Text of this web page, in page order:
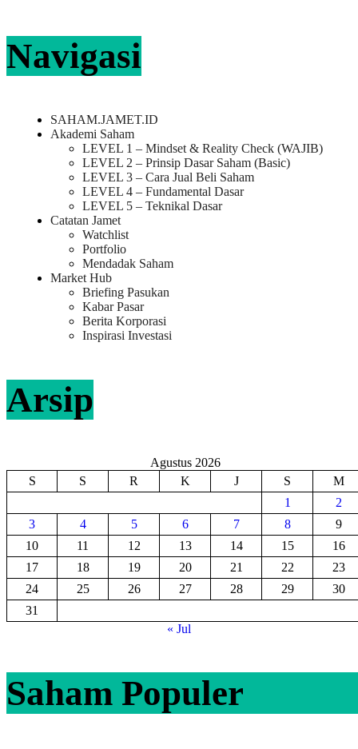
Navigasi
SAHAM.JAMET.ID
Akademi Saham
LEVEL 1 – Mindset & Reality Check (WAJIB)
LEVEL 2 – Prinsip Dasar Saham (Basic)
LEVEL 3 – Cara Jual Beli Saham
LEVEL 4 – Fundamental Dasar
LEVEL 5 – Teknikal Dasar
Catatan Jamet
Watchlist
Portfolio
Mendadak Saham
Market Hub
Briefing Pasukan
Kabar Pasar
Berita Korporasi
Inspirasi Investasi
Arsip
Agustus 2026
S
S R K J S
M
1
2
3
4 5 6 7 8
9
10
11 12 13 14 15
16
17
18 19 20 21 22
23
24
25 26 27 28 29
30
31
« Jul
Saham Populer